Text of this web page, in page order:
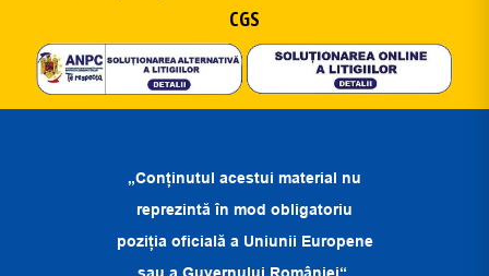
CGS
„Conținutul acestui material nu
reprezintă în mod obligatoriu
poziția oficială a Uniunii Europene